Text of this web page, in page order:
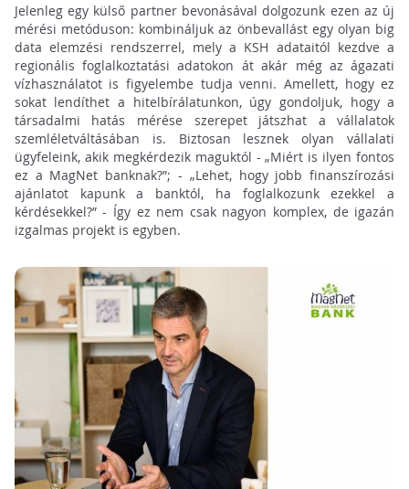
Jelenleg egy külső partner bevonásával dolgozunk ezen az új
mérési metóduson: kombináljuk az önbevallást egy olyan big
data elemzési rendszerrel, mely a KSH adataitól kezdve a
regionális foglalkoztatási adatokon át akár még az ágazati
vízhasználatot is figyelembe tudja venni. Amellett, hogy ez
sokat lendíthet a hitelbírálatunkon, úgy gondoljuk, hogy a
társadalmi hatás mérése szerepet játszhat a vállalatok
szemléletváltásában is. Biztosan lesznek olyan vállalati
ügyfeleink, akik megkérdezik maguktól - „Miért is ilyen fontos
ez a MagNet banknak?”; - „Lehet, hogy jobb finanszírozási
ajánlatot kapunk a banktól, ha foglalkozunk ezekkel a
kérdésekkel?” - Így ez nem csak nagyon komplex, de igazán
izgalmas projekt is egyben.